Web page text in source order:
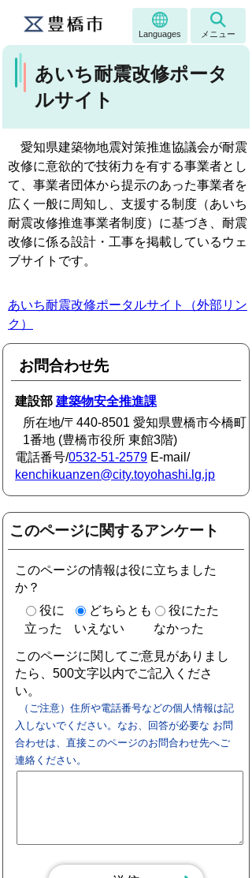
Languages メニュー
あいち耐震改修ポータ
ルサイト
愛知県建築物地震対策推進協議会が耐震
改修に意欲的で技術力を有する事業者とし
て、事業者団体から提示のあった事業者を
広く一般に周知し、支援する制度（あいち
耐震改修推進事業者制度）に基づき、耐震
改修に係る設計・工事を掲載しているウェ
ブサイトです。
あいち耐震改修ポータルサイト（外部リン
ク）
お問合わせ先
建設部建築物安全推進課
所在地/〒440-8501 愛知県豊橋市今橋町
1番地 (豊橋市役所 東館3階)
電話番号/0532-51-2579 E-mail/
kenchikuanzen@city.toyohashi.lg.jp
このページに関するアンケート
このページの情報は役に立ちました
か？
役に
立った
どちらとも
いえない
役にたた
なかった
このページに関してご意見がありまし
たら、500文字以内でご記入くださ
い。
（ご注意）住所や電話番号などの個人情報は記
入しないでください。なお、回答が必要な お問
合わせは、直接このページのお問合わせ先へご
連絡ください。